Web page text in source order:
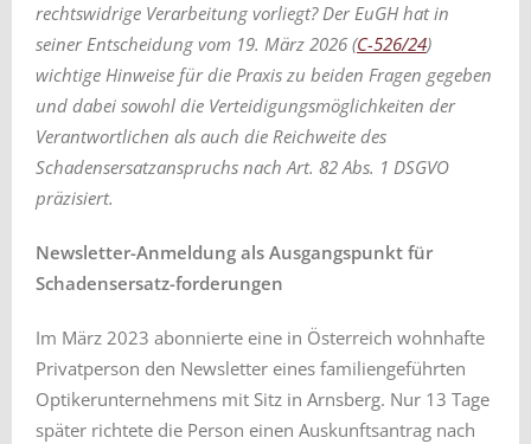
rechtswidrige Verarbeitung vorliegt? Der EuGH hat in
seiner Entscheidung vom 19. März 2026 (C-526/24)
wichtige Hinweise für die Praxis zu beiden Fragen gegeben
und dabei sowohl die Verteidigungsmöglichkeiten der
Verantwortlichen als auch die Reichweite des
Schadensersatzanspruchs nach Art. 82 Abs. 1 DSGVO
präzisiert.
Newsletter-Anmeldung als Ausgangspunkt für
Schadensersatz-forderungen
Im März 2023 abonnierte eine in Österreich wohnhafte
Privatperson den Newsletter eines familiengeführten
Optikerunternehmens mit Sitz in Arnsberg. Nur 13 Tage
später richtete die Person einen Auskunftsantrag nach